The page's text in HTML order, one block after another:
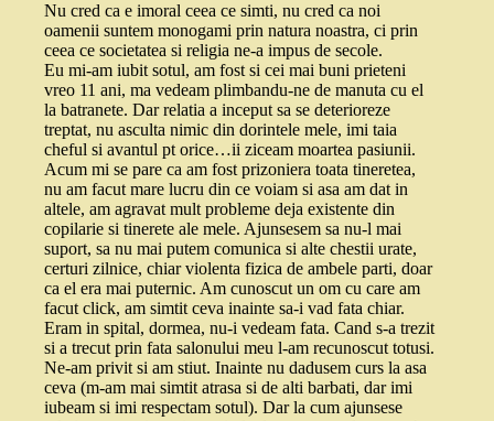
Nu cred ca e imoral ceea ce simti, nu cred ca noi
oamenii suntem monogami prin natura noastra, ci prin
ceea ce societatea si religia ne-a impus de secole.
Eu mi-am iubit sotul, am fost si cei mai buni prieteni
vreo 11 ani, ma vedeam plimbandu-ne de manuta cu el
la batranete. Dar relatia a inceput sa se deterioreze
treptat, nu asculta nimic din dorintele mele, imi taia
cheful si avantul pt orice…ii ziceam moartea pasiunii.
Acum mi se pare ca am fost prizoniera toata tineretea,
nu am facut mare lucru din ce voiam si asa am dat in
altele, am agravat mult probleme deja existente din
copilarie si tinerete ale mele. Ajunsesem sa nu-l mai
suport, sa nu mai putem comunica si alte chestii urate,
certuri zilnice, chiar violenta fizica de ambele parti, doar
ca el era mai puternic. Am cunoscut un om cu care am
facut click, am simtit ceva inainte sa-i vad fata chiar.
Eram in spital, dormea, nu-i vedeam fata. Cand s-a trezit
si a trecut prin fata salonului meu l-am recunoscut totusi.
Ne-am privit si am stiut. Inainte nu dadusem curs la asa
ceva (m-am mai simtit atrasa si de alti barbati, dar imi
iubeam si imi respectam sotul). Dar la cum ajunsese